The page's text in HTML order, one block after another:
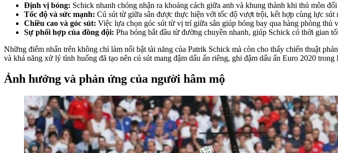
Định vị bóng: Schick nhanh chóng nhận ra khoảng cách giữa anh và khung thành khi thủ môn
Tốc độ và sức mạnh: Cú sút từ giữa sân được thực hiện với tốc độ vượt trội, kết hợp cùng lực
Chiều cao và góc sút: Việc lựa chọn góc sút từ vị trí giữa sân giúp bóng bay qua hàng phòng thủ
Sự phối hợp của đồng đội: Pha bóng bắt đầu từ đường chuyền nhanh, giúp Schick có thời gian
Những điểm nhấn trên không chỉ làm nổi bật tài năng của Patrik Schick mà còn cho thấy chiến thuật
và khả năng xử lý tình huống đã tạo nên cú sút mang đậm dấu ấn riêng, ghi đậm dấu ấn Euro 2020
Ảnh hưởng và phản ứng của người hâm mộ